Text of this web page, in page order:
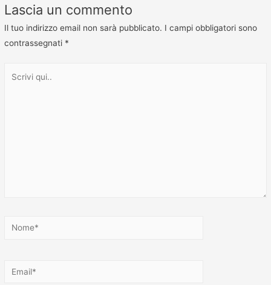
Lascia un commento
Il tuo indirizzo email non sarà pubblicato. I campi obbligatori sono
contrassegnati *